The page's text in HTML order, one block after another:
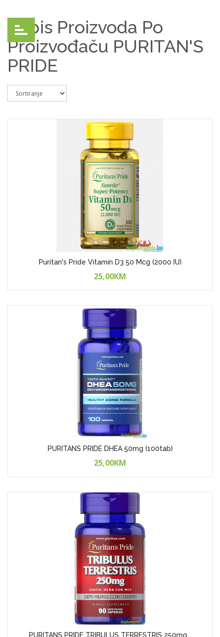
Popis Proizvoda Po
Proizvođaču PURITAN'S
PRIDE
Puritan's Pride Vitamin D3 50 Mcg (2000 IU)
25,00KM
PURITANS PRIDE DHEA 50mg (100tab)
25,00KM
PURITANS PRIDE TRIBULUS TERRESTRIS 250mg...